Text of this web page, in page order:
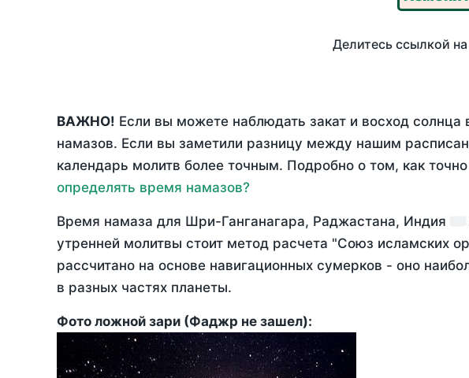
Делитесь ссылкой
ВАЖНО! Если вы можете наблюдать закат и восход
намазов. Если вы заметили разницу между нашим
календарь молитв более точным. Подробно о том, как
определять время намазов?
Время намаза для Шри-Ганганагара, Раджастана, Индия
утренней молитвы стоит метод расчета "Союз исламских
рассчитано на основе навигационных сумерков - оно
в разных частях планеты.
Фото ложной зари (Фаджр не зашел):